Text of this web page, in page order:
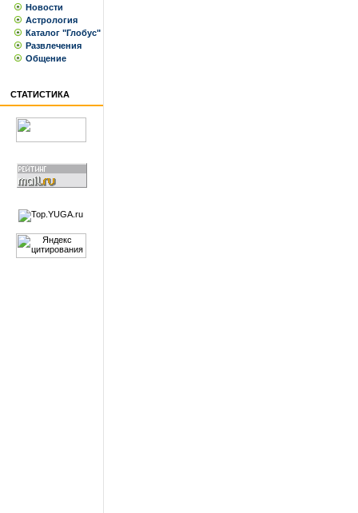
Новости
Астрология
Каталог "Глобус"
Развлечения
Общение
СТАТИСТИКА